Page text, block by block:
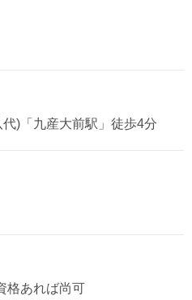
代)「九産大前駅」徒歩4分
格あれば尚可